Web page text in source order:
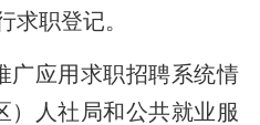
求职登记。
广应用求职招聘系统情
）人社局和公共就业服